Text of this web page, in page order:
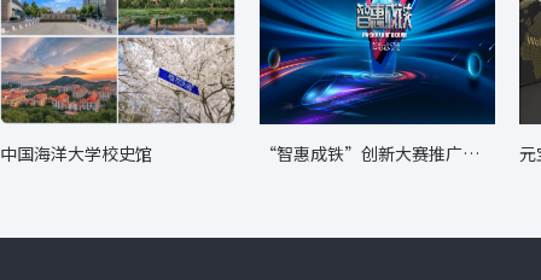
中国海洋大学校史馆
“智惠成铁”创新大赛推广转
元